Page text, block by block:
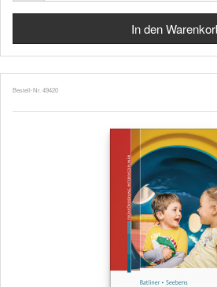
Bestell-Nr. 49420